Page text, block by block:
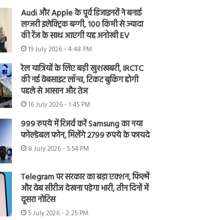
Audi और Apple के पूर्व डिजाइनरों ने बनाई
लग्जरी इलेक्ट्रिक बग्गी, 100 किमी से ज्यादा
की रेंज के साथ आएगी यह अनोखी EV
19 July 2026 - 4:48 PM
रेल यात्रियों के लिए बड़ी खुशखबरी, IRCTC
की नई वेबसाइट लॉन्च, टिकट बुकिंग होगी
पहले से आसान और तेज
16 July 2026 - 1:45 PM
999 रुपये में रिजर्व करें Samsung का नया
फोल्डेबल फोन, मिलेंगे 2799 रुपये के फायदे
8 July 2026 - 5:54 PM
Telegram पर सरकार का बड़ा एक्शन, फिल्में
और वेब सीरीज देखना पड़ेगा भारी, तीन दिनों में
दूसरा नोटिस
5 July 2026 - 2:25 PM